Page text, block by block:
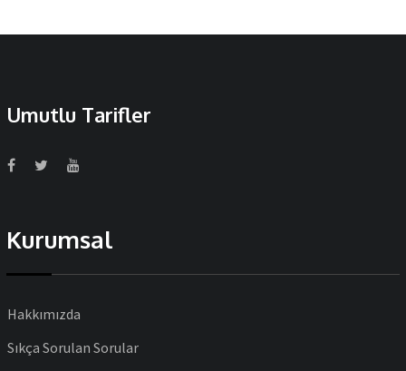
Umutlu Tarifler
Kurumsal
Hakkımızda
Sıkça Sorulan Sorular